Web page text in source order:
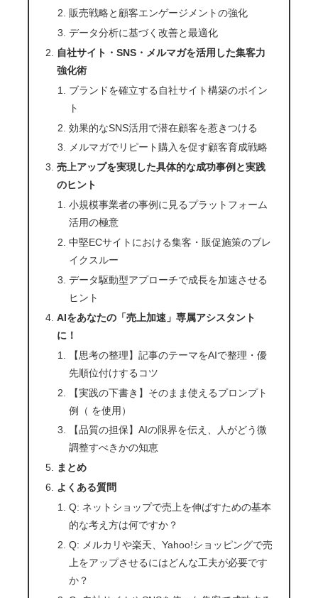
販売戦略と顧客エンゲージメントの強化
データ分析に基づく改善と最適化
自社サイト・SNS・メルマガを活用した集客力
強化術
ブランドを確立する自社サイト構築のポイン
ト
効果的なSNS活用で潜在顧客を惹きつける
メルマガでリピート購入を促す顧客育成戦略
売上アップを実現した具体的な成功事例と実践
のヒント
小規模事業者の事例に見るプラットフォーム
活用の極意
中堅ECサイトにおける集客・販促施策のブレ
イクスルー
データ駆動型アプローチで成長を加速させる
ヒント
AIをあなたの「売上加速」専属アシスタント
に！
【思考の整理】記事のテーマをAIで整理・優
先順位付けするコツ
【実践の下書き】そのまま使えるプロンプト
例（ を使用）
【品質の担保】AIの限界を伝え、人がどう微
調整すべきかの知恵
まとめ
よくある質問
Q: ネットショップで売上を伸ばすための基本
的な考え方は何ですか？
Q: メルカリや楽天、Yahoo!ショッピングで売
上をアップさせるにはどんな工夫が必要です
か？